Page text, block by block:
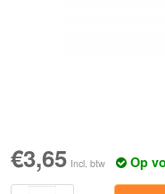
€3,65 Incl. btw Op